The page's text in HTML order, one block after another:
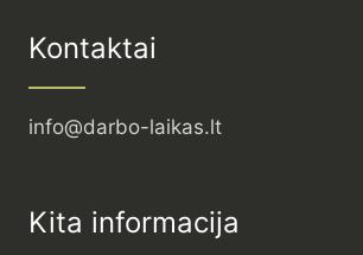
Kontaktai
info@darbo-laikas.lt
Kita informacija